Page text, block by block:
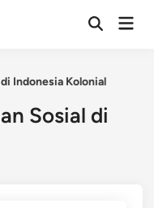
OpenMain
Indonesia Kolonial
Sosial di